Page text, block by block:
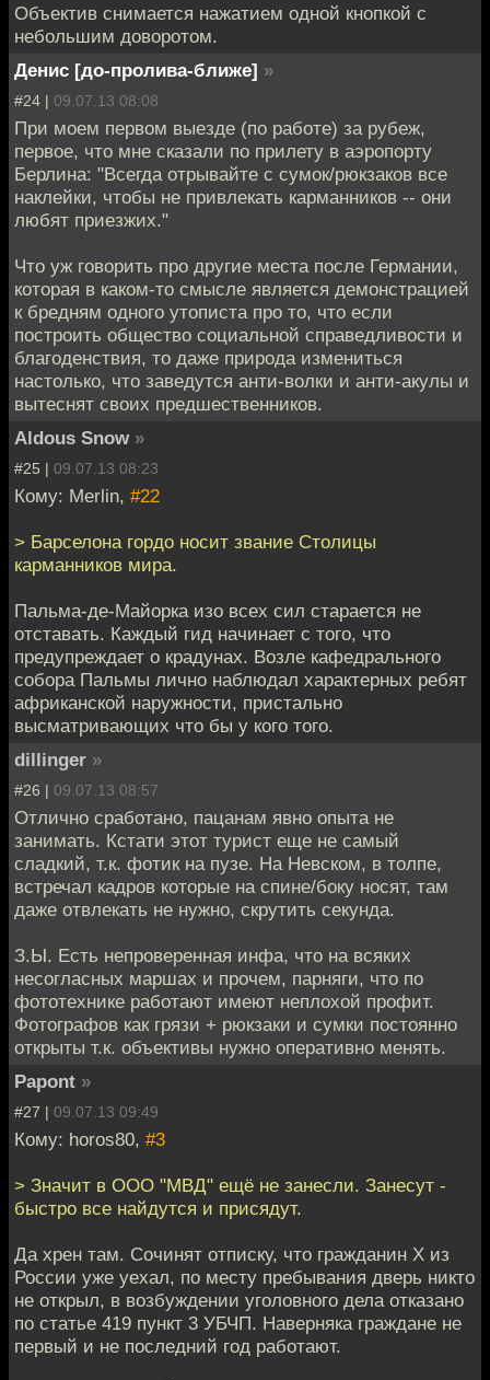
Объектив снимается нажатием одной кнопкой с
небольшим доворотом.
Денис [до-пролива-ближе] »
#24 | 09.07.13 08:08
При моем первом выезде (по работе) за рубеж,
первое, что мне сказали по прилету в аэропорту
Берлина: "Всегда отрывайте с сумок/рюкзаков все
наклейки, чтобы не привлекать карманников -- они
любят приезжих."
Что уж говорить про другие места после Германии,
которая в каком-то смысле является демонстрацией
к бредням одного утописта про то, что если
построить общество социальной справедливости и
благоденствия, то даже природа измениться
настолько, что заведутся анти-волки и анти-акулы и
вытеснят своих предшественников.
Aldous Snow »
#25 | 09.07.13 08:23
Кому: Merlin, #22
> Барселона гордо носит звание Столицы
карманников мира.
Пальма-де-Майорка изо всех сил старается не
отставать. Каждый гид начинает с того, что
предупреждает о крадунах. Возле кафедрального
собора Пальмы лично наблюдал характерных ребят
африканской наружности, пристально
высматривающих что бы у кого того.
dillinger »
#26 | 09.07.13 08:57
Отлично сработано, пацанам явно опыта не
занимать. Кстати этот турист еще не самый
сладкий, т.к. фотик на пузе. На Невском, в толпе,
встречал кадров которые на спине/боку носят, там
даже отвлекать не нужно, скрутить секунда.
З.Ы. Есть непроверенная инфа, что на всяких
несогласных маршах и прочем, парняги, что по
фототехнике работают имеют неплохой профит.
Фотографов как грязи + рюкзаки и сумки постоянно
открыты т.к. объективы нужно оперативно менять.
Papont »
#27 | 09.07.13 09:49
Кому: horos80, #3
> Значит в ООО "МВД" ещё не занесли. Занесут -
быстро все найдутся и присядут.
Да хрен там. Сочинят отписку, что гражданин X из
России уже уехал, по месту пребывания дверь никто
не открыл, в возбуждении уголовного дела отказано
по статье 419 пункт 3 УБЧП. Наверняка граждане не
первый и не последний год работают.